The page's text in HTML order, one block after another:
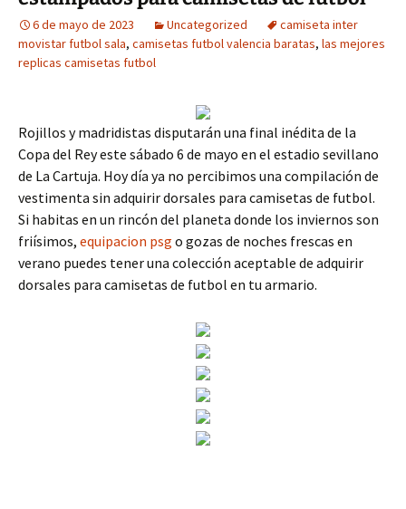
6 de mayo de 2023 Uncategorized
camiseta inter
movistar futbol sala, camisetas futbol valencia baratas, las mejores
replicas camisetas futbol
Rojillos y madridistas disputarán una final inédita de la
Copa del Rey este sábado 6 de mayo en el estadio sevillano
de La Cartuja. Hoy día ya no percibimos una compilación de
vestimenta sin adquirir dorsales para camisetas de futbol.
Si habitas en un rincón del planeta donde los inviernos son
friísimos, equipacion psg o gozas de noches frescas en
verano puedes tener una colección aceptable de adquirir
dorsales para camisetas de futbol en tu armario.